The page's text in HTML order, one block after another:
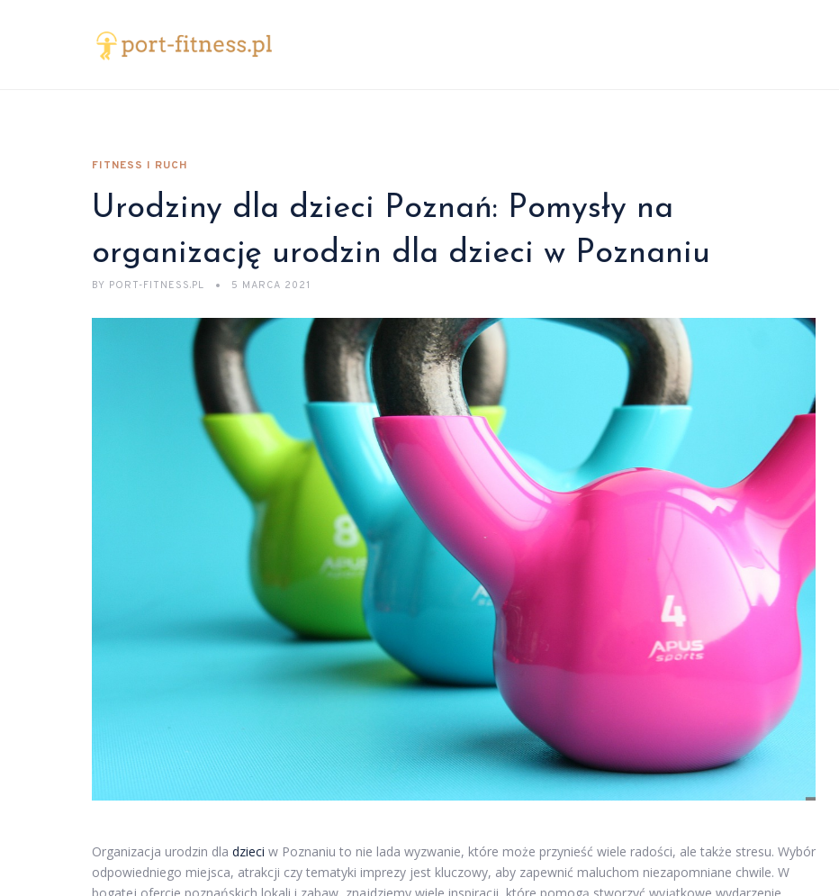
FITNESS I RUCH
Urodziny dla dzieci Poznań: Pomysły na
organizację urodzin dla dzieci w Poznaniu
BY PORT-FITNESS.PL 5 MARCA 2021
Organizacja urodzin dla dzieci w Poznaniu to nie lada wyzwanie, które może przynieść wiele radości, ale także stresu. Wybór
odpowiedniego miejsca, atrakcji czy tematyki imprezy jest kluczowy, aby zapewnić maluchom niezapomniane chwile. W